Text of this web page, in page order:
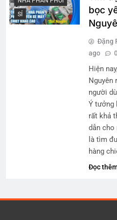
SỈ
bọc
Đặng
ago
Hiện
Nguyên
người
Ý tưởng
rất khả
dẫn cho
là tìm
hàng
Đọc